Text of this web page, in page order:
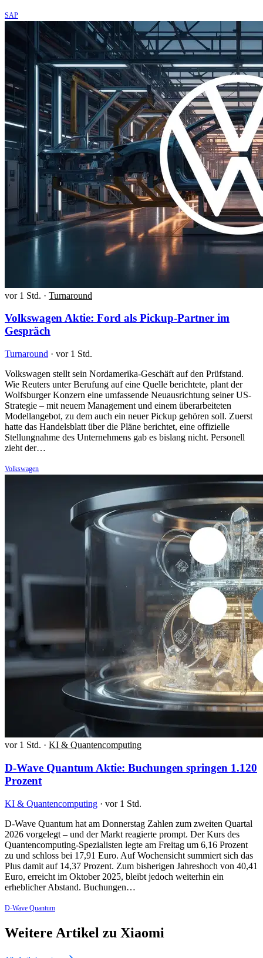
SAP
vor 1 Std. · Turnaround
Volkswagen Aktie: Ford als Pickup-Partner im
Gespräch
Turnaround · vor 1 Std.
Volkswagen stellt sein Nordamerika-Geschäft auf den Prüfstand.
Wie Reuters unter Berufung auf eine Quelle berichtete, plant der
Wolfsburger Konzern eine umfassende Neuausrichtung seiner US-
Strategie – mit neuem Management und einem überarbeiteten
Modellangebot, zu dem auch ein neuer Pickup gehören soll. Zuerst
hatte das Handelsblatt über die Pläne berichtet, eine offizielle
Stellungnahme des Unternehmens gab es bislang nicht. Personell
zieht der…
Volkswagen
vor 1 Std. · KI & Quantencomputing
D-Wave Quantum Aktie: Buchungen springen 1.120
Prozent
KI & Quantencomputing · vor 1 Std.
D-Wave Quantum hat am Donnerstag Zahlen zum zweiten Quartal
2026 vorgelegt – und der Markt reagierte prompt. Der Kurs des
Quantencomputing-Spezialisten legte am Freitag um 6,16 Prozent
zu und schloss bei 17,91 Euro. Auf Wochensicht summiert sich das
Plus damit auf 14,37 Prozent. Zum bisherigen Jahreshoch von 40,41
Euro, erreicht im Oktober 2025, bleibt jedoch weiterhin ein
erheblicher Abstand. Buchungen…
D-Wave Quantum
Weitere Artikel zu Xiaomi